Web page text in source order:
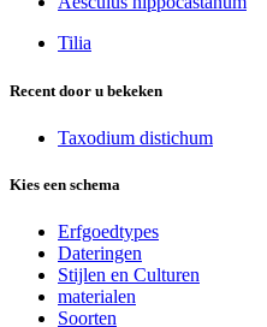
Tilia
Recent door u bekeken
Taxodium distichum
Kies een schema
Erfgoedtypes
Dateringen
Stijlen en Culturen
materialen
Soorten